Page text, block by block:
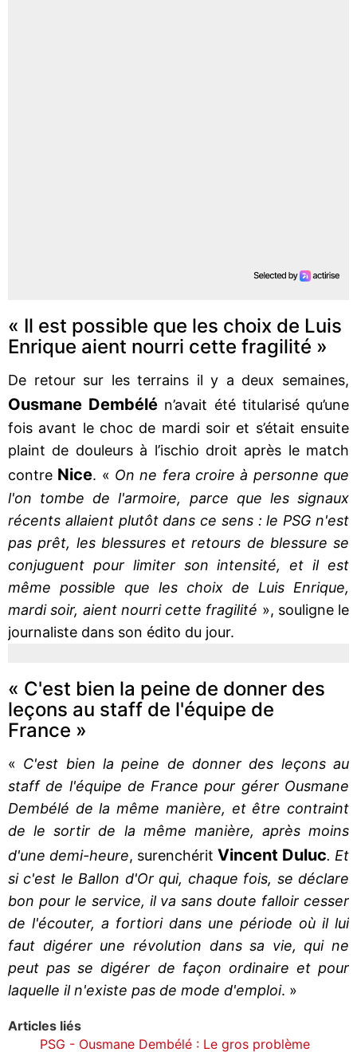
« Il est possible que les choix de Luis
Enrique aient nourri cette fragilité »
De retour sur les terrains il y a deux semaines,
Ousmane Dembélé n’avait été titularisé qu’une
fois avant le choc de mardi soir et s’était ensuite
plaint de douleurs à l’ischio droit après le match
contre Nice. « On ne fera croire à personne que
l'on tombe de l'armoire, parce que les signaux
récents allaient plutôt dans ce sens : le PSG n'est
pas prêt, les blessures et retours de blessure se
conjuguent pour limiter son intensité, et il est
même possible que les choix de Luis Enrique,
mardi soir, aient nourri cette fragilité », souligne le
journaliste dans son édito du jour.
« C'est bien la peine de donner des
leçons au staff de l'équipe de
France »
« C'est bien la peine de donner des leçons au
staff de l'équipe de France pour gérer Ousmane
Dembélé de la même manière, et être contraint
de le sortir de la même manière, après moins
d'une demi-heure, surenchérit Vincent Duluc. Et
si c'est le Ballon d'Or qui, chaque fois, se déclare
bon pour le service, il va sans doute falloir cesser
de l'écouter, a fortiori dans une période où il lui
faut digérer une révolution dans sa vie, qui ne
peut pas se digérer de façon ordinaire et pour
laquelle il n'existe pas de mode d'emploi. »
Articles liés
PSG - Ousmane Dembélé : Le gros problème